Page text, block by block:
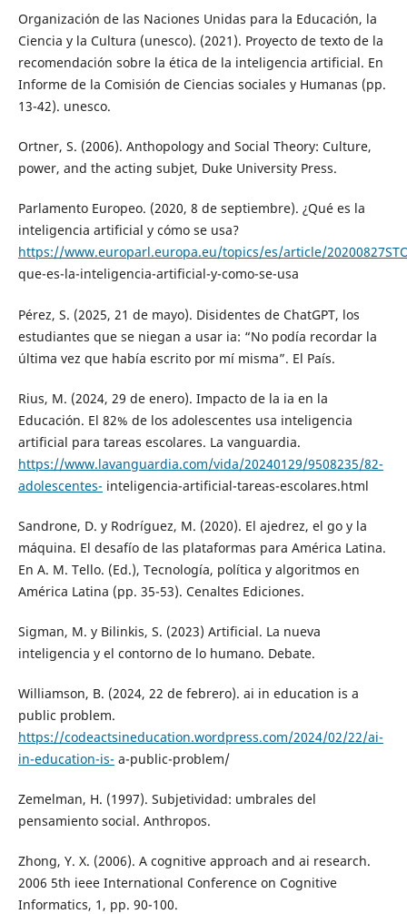
Organización de las Naciones Unidas para la Educación, la
Ciencia y la Cultura (unesco). (2021). Proyecto de texto de la
recomendación sobre la ética de la inteligencia artificial. En
Informe de la Comisión de Ciencias sociales y Humanas (pp.
13-42). unesco.
Ortner, S. (2006). Anthopology and Social Theory: Culture,
power, and the acting subjet, Duke University Press.
Parlamento Europeo. (2020, 8 de septiembre). ¿Qué es la
inteligencia artificial y cómo se usa?
https://www.europarl.europa.eu/topics/es/article/
que-es-la-inteligencia-artificial-y-como-se-usa
Pérez, S. (2025, 21 de mayo). Disidentes de ChatGPT, los
estudiantes que se niegan a usar ia: “No podía recordar la
última vez que había escrito por mí misma”. El País.
Rius, M. (2024, 29 de enero). Impacto de la ia en la
Educación. El 82% de los adolescentes usa inteligencia
artificial para tareas escolares. La vanguardia.
https://www.lavanguardia.com/vida/20240129/9508235/82-
adolescentes- inteligencia-artificial-tareas-escolares.html
Sandrone, D. y Rodríguez, M. (2020). El ajedrez, el go y la
máquina. El desafío de las plataformas para América Latina.
En A. M. Tello. (Ed.), Tecnología, política y algoritmos en
América Latina (pp. 35-53). Cenaltes Ediciones.
Sigman, M. y Bilinkis, S. (2023) Artificial. La nueva
inteligencia y el contorno de lo humano. Debate.
Williamson, B. (2024, 22 de febrero). ai in education is a
public problem.
https://codeactsineducation.wordpress.com/2024/02/22/ai-
in-education-is- a-public-problem/
Zemelman, H. (1997). Subjetividad: umbrales del
pensamiento social. Anthropos.
Zhong, Y. X. (2006). A cognitive approach and ai research.
2006 5th ieee International Conference on Cognitive
Informatics, 1, pp. 90-100.